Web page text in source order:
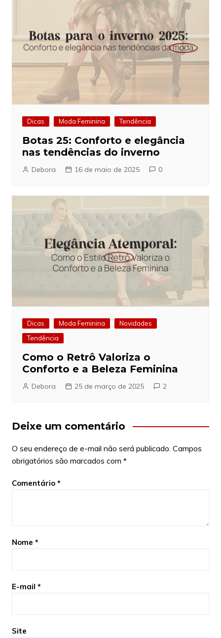
Dicas Moda Feminina Tendência
Botas 25: Conforto e elegância
nas tendências do inverno
Debora 16 de maio de 2025 0
Dicas Moda Feminina
Novidades
Tendência
Como o Retrô Valoriza o
Conforto e a Beleza Feminina
Debora 25 de março de 2025 2
Deixe um comentário
O seu endereço de e-mail não será publicado. Campos
obrigatórios são marcados com *
Comentário *
Nome *
E-mail *
Site